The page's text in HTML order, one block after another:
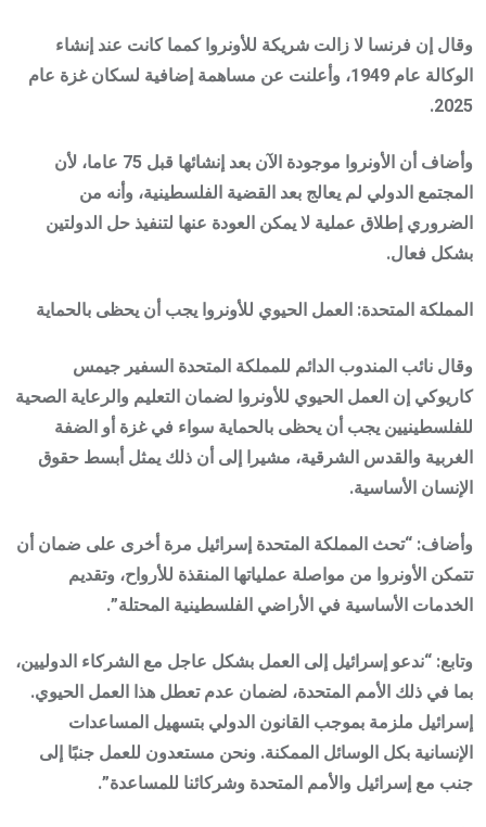
وقال إن فرنسا لا زالت شريكة للأونروا كمما كانت عند إنشاء
الوكالة عام 1949، وأعلنت عن مساهمة إضافية لسكان غزة عام
2025.
وأضاف أن الأونروا موجودة الآن بعد إنشائها قبل 75 عاما، لأن
المجتمع الدولي لم يعالج بعد القضية الفلسطينية، وأنه من
الضروري إطلاق عملية لا يمكن العودة عنها لتنفيذ حل الدولتين
بشكل فعال.
المملكة المتحدة: العمل الحيوي للأونروا يجب أن يحظى بالحماية
وقال نائب المندوب الدائم للمملكة المتحدة السفير جيمس
كاريوكي إن العمل الحيوي للأونروا لضمان التعليم والرعاية الصحية
للفلسطينيين يجب أن يحظى بالحماية سواء في غزة أو الضفة
الغربية والقدس الشرقية، مشيرا إلى أن ذلك يمثل أبسط حقوق
الإنسان الأساسية.
وأضاف: “تحث المملكة المتحدة إسرائيل مرة أخرى على ضمان أن
تتمكن الأونروا من مواصلة عملياتها المنقذة للأرواح، وتقديم
الخدمات الأساسية في الأراضي الفلسطينية المحتلة”.
وتابع: “ندعو إسرائيل إلى العمل بشكل عاجل مع الشركاء الدوليين،
بما في ذلك الأمم المتحدة، لضمان عدم تعطل هذا العمل الحيوي.
إسرائيل ملزمة بموجب القانون الدولي بتسهيل المساعدات
الإنسانية بكل الوسائل الممكنة. ونحن مستعدون للعمل جنبًا إلى
جنب مع إسرائيل والأمم المتحدة وشركائنا للمساعدة”.